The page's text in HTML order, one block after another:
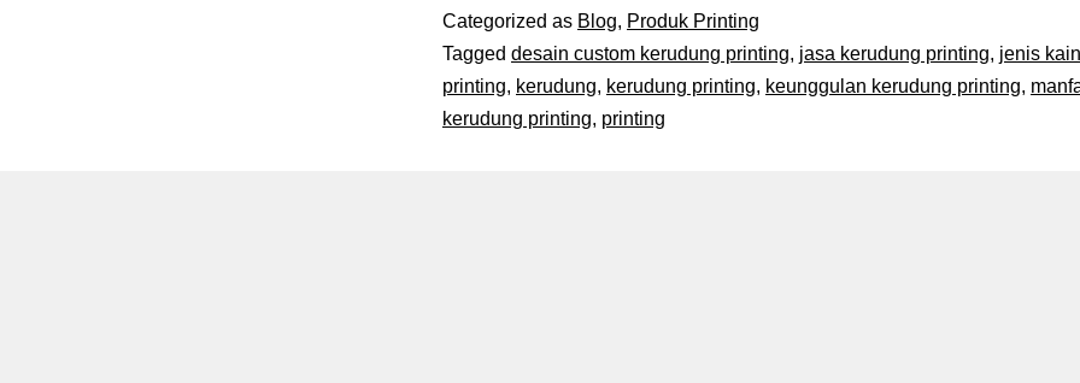
Categorized as Blog, Produk Printing
Tagged desain custom kerudung printing, jasa kerudung printing, jenis
printing, kerudung, kerudung printing, keunggulan kerudung printing,
kerudung printing, printing